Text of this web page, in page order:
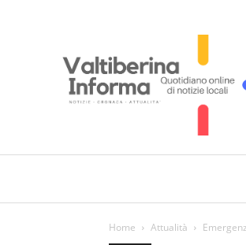
Home Attualità